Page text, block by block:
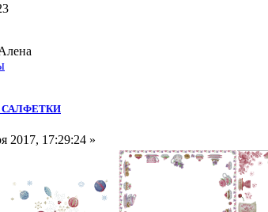
САЛФЕТКИ
2017, 17:29:24 »